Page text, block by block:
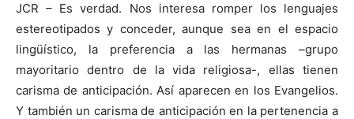
JCR – Es verdad. Nos interesa romper los lenguajes
estereotipados y conceder, aunque sea en el espacio
lingüístico, la preferencia a las hermanas –grupo
mayoritario dentro de la vida religiosa-, ellas tienen
carisma de anticipación. Así aparecen en los Evangelios.
Y también un carisma de anticipación en la pertenencia a